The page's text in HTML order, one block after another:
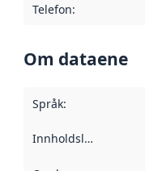
Telefon:
Om dataene
Språk:
Innholdsleverandører